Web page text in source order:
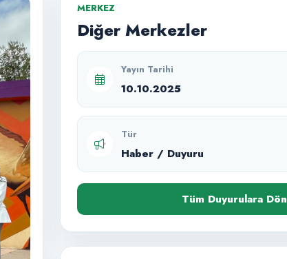
MERKEZ
Diğer Merkezler
Yayın Tarihi
10.10.2025
Tür
Haber / Duyuru
Tüm Duyurulara Dön